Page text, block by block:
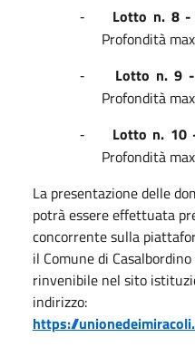
- Lotto n. 8 -
Profondità
- Lotto n. 9 -
Profondità
- Lotto n. 10
Profondità
La presentazione delle
potrà essere effettuata
concorrente sulla
il Comune di
rinvenibile nel sito
indirizzo:
https://